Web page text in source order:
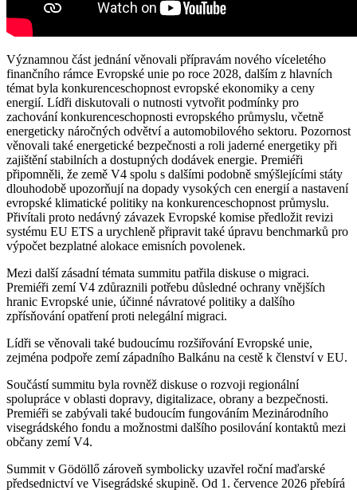
Významnou část jednání věnovali přípravám nového víceletého
finančního rámce Evropské unie po roce 2028, dalším z hlavních
témat byla konkurenceschopnost evropské ekonomiky a ceny
energií. Lídři diskutovali o nutnosti vytvořit podmínky pro
zachování konkurenceschopnosti evropského průmyslu, včetně
energeticky náročných odvětví a automobilového sektoru. Pozornost
věnovali také energetické bezpečnosti a roli jaderné energetiky při
zajištění stabilních a dostupných dodávek energie. Premiéři
připomněli, že země V4 spolu s dalšími podobně smýšlejícími státy
dlouhodobě upozorňují na dopady vysokých cen energií a nastavení
evropské klimatické politiky na konkurenceschopnost průmyslu.
Přivítali proto nedávný závazek Evropské komise předložit revizi
systému EU ETS a urychleně připravit také úpravu benchmarků pro
výpočet bezplatné alokace emisních povolenek.
Mezi další zásadní témata summitu patřila diskuse o migraci.
Premiéři zemí V4 zdůraznili potřebu důsledné ochrany vnějších
hranic Evropské unie, účinné návratové politiky a dalšího
zpřísňování opatření proti nelegální migraci.
Lídři se věnovali také budoucímu rozšiřování Evropské unie,
zejména podpoře zemí západního Balkánu na cestě k členství v EU.
Součástí summitu byla rovněž diskuse o rozvoji regionální
spolupráce v oblasti dopravy, digitalizace, obrany a bezpečnosti.
Premiéři se zabývali také budoucím fungováním Mezinárodního
visegrádského fondu a možnostmi dalšího posilování kontaktů mezi
občany zemí V4.
Summit v Gödöllő zároveň symbolicky uzavřel roční maďarské
předsednictví ve Visegrádské skupině. Od 1. července 2026 přebírá